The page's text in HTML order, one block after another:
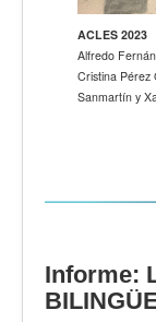
ACLES 2023
Alfredo
Cristina Pérez
Sanmartín y
Informe: